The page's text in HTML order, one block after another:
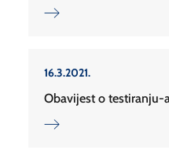
16.3.2021.
Obavijest o testiranju-